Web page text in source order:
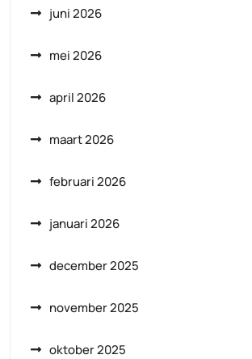
juni 2026
mei 2026
april 2026
maart 2026
februari 2026
januari 2026
december 2025
november 2025
oktober 2025